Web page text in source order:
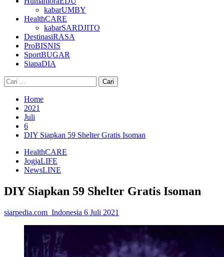
kabarUMBY
HealthCARE
kabarSARDJITO
DestinasiRASA
ProBISNIS
SportBUGAR
SiapaDIA
Cari
untuk:
Home
2021
Juli
6
DIY Siapkan 59 Shelter Gratis Isoman
HealthCARE
JogjaLIFE
NewsLINE
DIY Siapkan 59 Shelter Gratis Isoman
siarpedia.com_Indonesia 6 Juli 2021